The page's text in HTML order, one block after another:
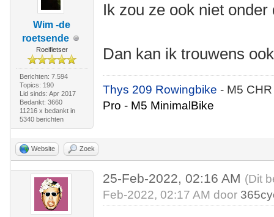
Wim -de
roetsende
Roeifietser
Berichten: 7.594
Topics: 190
Lid sinds: Apr 2017
Bedankt: 3660
11216 x bedankt in
5340 berichten
Ik zou ze ook niet onder
Dan kan ik trouwens
Thys 209 Rowingbike- M5
Pro - M5 MinimalBike
Website Zoek
25-Feb-2022, 02:16 AM (Dit
Feb-2022, 02:17 AM door